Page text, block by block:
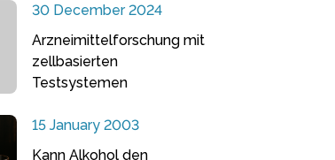
30 December 2024
Arzneimittelforschung mit
zellbasierten
Testsystemen
15 January 2003
Kann Alkohol den